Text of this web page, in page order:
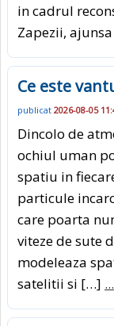
in cadrul
Zapezii,
Ce este
publicat 2026-08-05
Dincolo de
ochiul uman
spatiu in
particule
care poarta
viteze de sute
modeleaza
satelitii si […]